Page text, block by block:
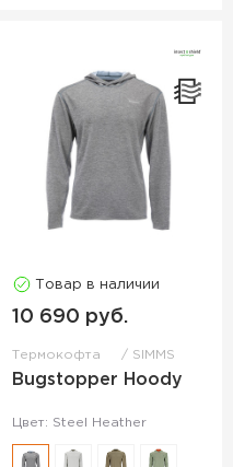
Товар в наличии
10 690 руб.
Термокофта SIMMS
Bugstopper Hoody
Цвет: Steel Heather